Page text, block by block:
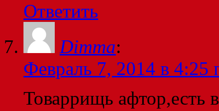
Ответить
Dimma:
Февраль 7, 2014 в 4:25
Товаррищь афтор,есть